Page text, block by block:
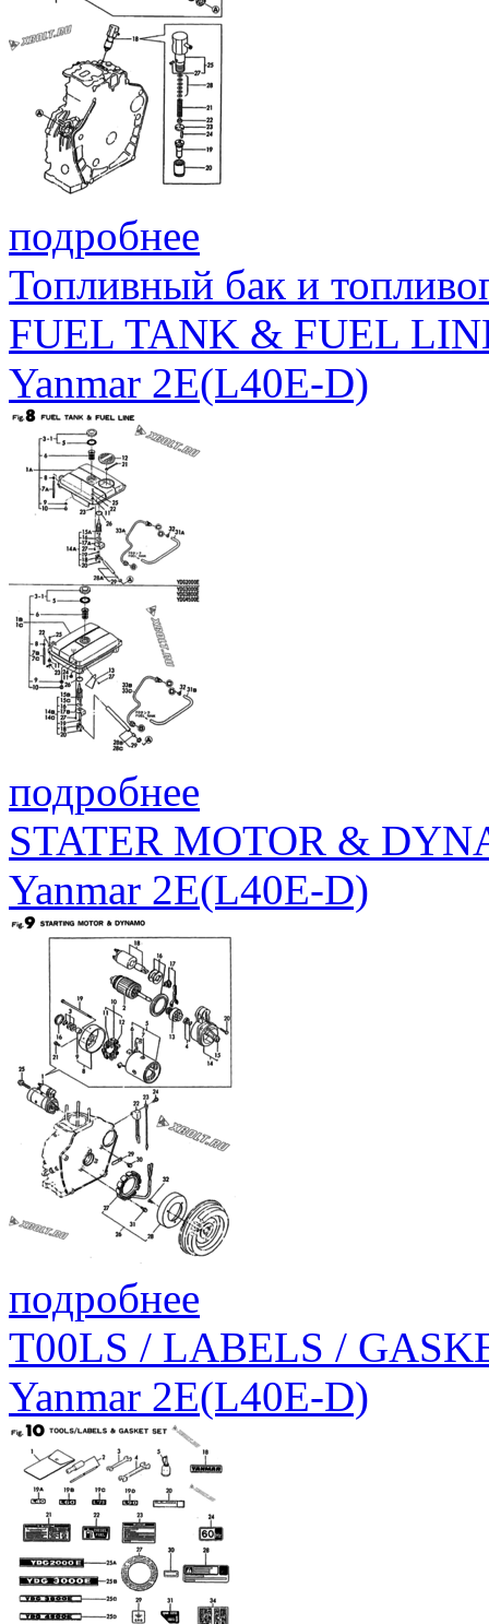
подробнее
Топливный бак и
FUEL TANK & FUEL
Yanmar 2E(L40E-D)
подробнее
STATER MOTOR &
Yanmar 2E(L40E-D)
подробнее
T00LS / LABELS /
Yanmar 2E(L40E-D)